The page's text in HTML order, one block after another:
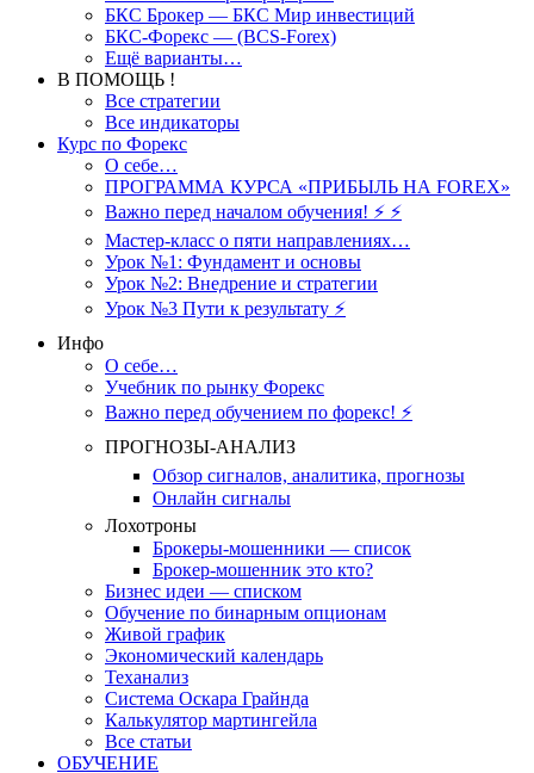
БКС Брокер — БКС Мир инвестиций
БКС-Форекс — (BCS-Forex)
Ещё варианты…
В ПОМОЩЬ !
Все стратегии
Все индикаторы
Курс по Форекс
О себе…
ПРОГРАММА КУРСА «ПРИБЫЛЬ НА FOREX»
Важно перед началом обучения! ⚡ ⚡
Мастер-класс о пяти направлениях…
Урок №1: Фундамент и основы
Урок №2: Внедрение и стратегии
Урок №3 Пути к результату ⚡️
Инфо
О себе…
Учебник по рынку Форекс
Важно перед обучением по форекс! ⚡
ПРОГНОЗЫ-АНАЛИЗ
Обзор сигналов, аналитика, прогнозы
Онлайн сигналы
Лохотроны
Брокеры-мошенники — список
Брокер-мошенник это кто?
Бизнес идеи — списком
Обучение по бинарным опционам
Живой график
Экономический календарь
Теханализ
Система Оскара Грайнда
Калькулятор мартингейла
Все статьи
ОБУЧЕНИЕ